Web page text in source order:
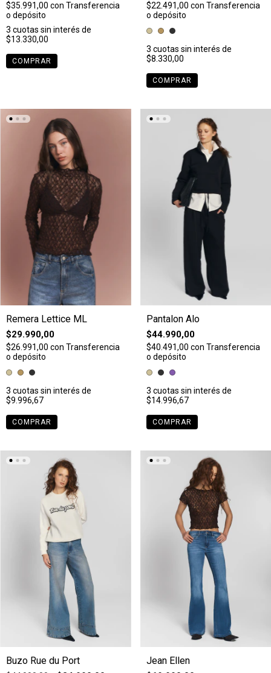
$35.991,00 con Transferencia
o depósito
3 cuotas sin interés de
$13.330,00
COMPRAR
$22.491,00 con Transferencia
o depósito
3 cuotas sin interés de
$8.330,00
COMPRAR
Remera Lettice ML
$29.990,00
$26.991,00 con Transferencia
o depósito
3 cuotas sin interés de
$9.996,67
COMPRAR
Pantalon Alo
$44.990,00
$40.491,00 con Transferencia
o depósito
3 cuotas sin interés de
$14.996,67
COMPRAR
Buzo Rue du Port Jean Ellen